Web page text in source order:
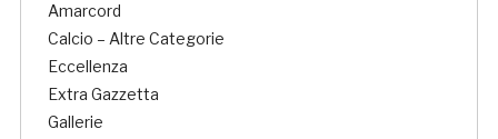
Amarcord
Calcio – Altre Categorie
Eccellenza
Extra Gazzetta
Gallerie